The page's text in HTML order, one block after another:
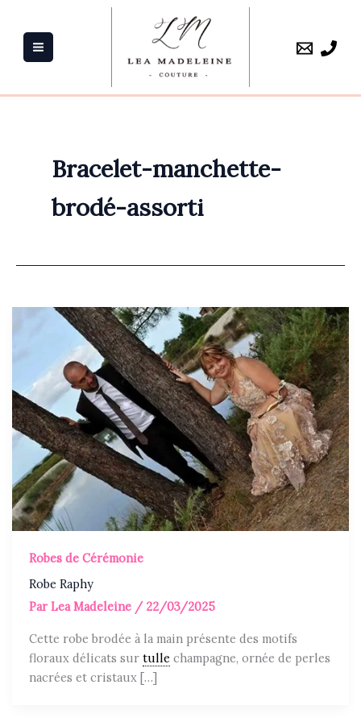
contenu
Bracelet-manchette-
brodé-assorti
Robes de Cérémonie
Robe Raphy
ParLea Madeleine / 22/03/2025
Cette robe brodée à la main présente des motifs
floraux délicats surtulle champagne, ornée de perles
nacrées et cristaux […]